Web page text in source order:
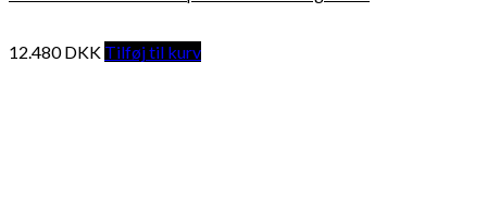
12.480DKK Tilføj til kurv